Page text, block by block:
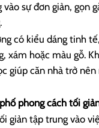
vào sự đơn giản, gọn
có kiểu dáng tinh
xám hoặc màu gỗ.
giúp căn nhà trở nên
phong cách tối
giản tập trung vào